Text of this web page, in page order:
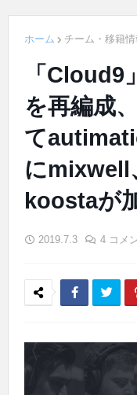
ホーム チーム・移籍情
「
を再編成
て
にmixwell
koostaが
2019.7.3 4 コメ